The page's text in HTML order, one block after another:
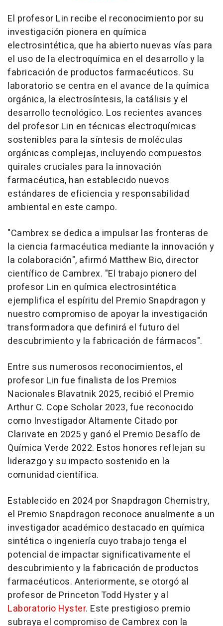
El profesor Lin recibe el reconocimiento por su
investigación pionera en química
electrosintética, que ha abierto nuevas vías para
el uso de la electroquímica en el desarrollo y la
fabricación de productos farmacéuticos. Su
laboratorio se centra en el avance de la química
orgánica, la electrosíntesis, la catálisis y el
desarrollo tecnológico. Los recientes avances
del profesor Lin en técnicas electroquímicas
sostenibles para la síntesis de moléculas
orgánicas complejas, incluyendo compuestos
quirales cruciales para la innovación
farmacéutica, han establecido nuevos
estándares de eficiencia y responsabilidad
ambiental en este campo.
"Cambrex se dedica a impulsar las fronteras de
la ciencia farmacéutica mediante la innovación y
la colaboración", afirmó Matthew Bio, director
científico de Cambrex. "El trabajo pionero del
profesor Lin en química electrosintética
ejemplifica el espíritu del Premio Snapdragon y
nuestro compromiso de apoyar la investigación
transformadora que definirá el futuro del
descubrimiento y la fabricación de fármacos".
Entre sus numerosos reconocimientos, el
profesor Lin fue finalista de los Premios
Nacionales Blavatnik 2025, recibió el Premio
Arthur C. Cope Scholar 2023, fue reconocido
como Investigador Altamente Citado por
Clarivate en 2025 y ganó el Premio Desafío de
Química Verde 2022. Estos honores reflejan su
liderazgo y su impacto sostenido en la
comunidad científica.
Establecido en 2024 por Snapdragon Chemistry,
el Premio Snapdragon reconoce anualmente a un
investigador académico destacado en química
sintética o ingeniería cuyo trabajo tenga el
potencial de impactar significativamente el
descubrimiento y la fabricación de productos
farmacéuticos. Anteriormente, se otorgó al
profesor de Princeton Todd Hyster y al
Laboratorio Hyster. Este prestigioso premio
subraya el compromiso de Cambrex con la